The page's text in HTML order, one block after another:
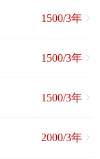
1500/3年
1500/3年
1500/3年
2000/3年